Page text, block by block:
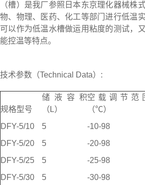
（槽）是我厂参照日本东京理化器械
物、物理、医药、化工等部门进行低温
可以作为低温水槽做运用粘度的测试，
能控温等特点。
技术参数（Technical Data）:
规格型号
储液容积
（L）
空载调节范
（℃）
DFY-5/10 5 -10-98
DFY-5/20
5 -20-98
DFY-5/25
5 -25-98
DFY-5/30
5 -30-98